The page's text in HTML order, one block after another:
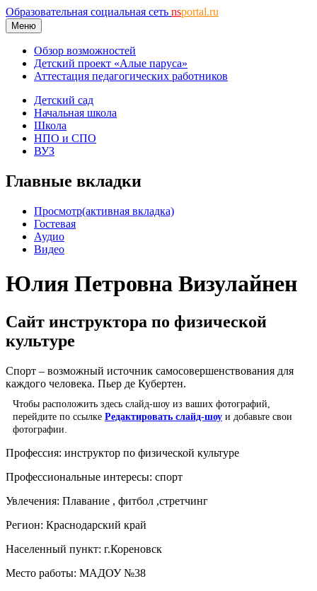
Образовательная социальная сеть nsportal.ru
Меню
Обзор возможностей
Детский проект «Алые паруса»
Аттестация педагогических работников
Детский сад
Начальная школа
Школа
НПО и СПО
ВУЗ
Главные вкладки
Просмотр(активная вкладка)
Гостевая
Аудио
Видео
Юлия Петровна Визулайнен
Сайт инструктора по физической
культуре
Спорт – возможный источник самосовершенствования для
каждого человека. Пьер де Кубертен.
Чтобы расположить здесь слайд-шоу из ваших фотографий,
перейдите по ссылке Редактировать слайд-шоу и добавьте свои
фотографии.
Профессия: инструктор по физической культуре
Профессиональные интересы: спорт
Увлечения: Плавание , фитбол ,стретчинг
Регион: Краснодарский край
Населенный пункт: г.Кореновск
Место работы: МАДОУ №38